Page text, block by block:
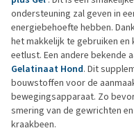
ondersteuning zal geven in
energiebehoefte hebben.
het makkelijk te gebruiken en
eetlust. Een andere bekende
Gelatinaat Hond. Dit
bouwstoffen voor de
bewegingsapparaat. Zo
smering van de gewrichten
kraakbeen.